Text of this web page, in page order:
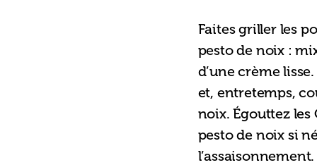
Faites griller les
pesto de noix :
d’une crème
et, entretemps,
noix. Égouttez les
pesto de noix si